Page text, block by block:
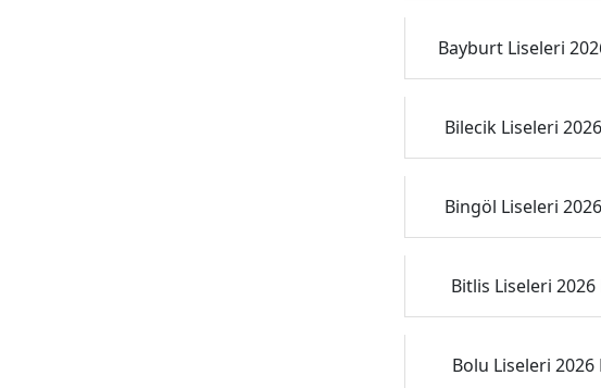
Bayburt Liseleri
Bilecik Liseleri
Bingöl Liseleri
Bitlis Liseleri 2026
Bolu Liseleri 2026